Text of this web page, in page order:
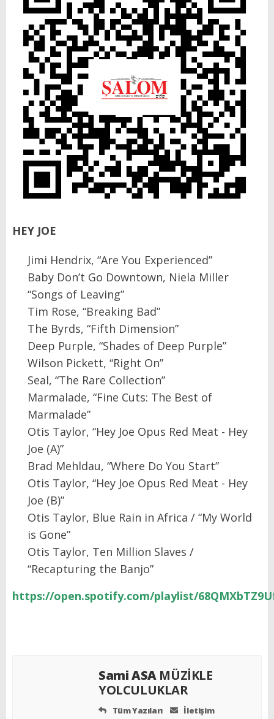
HEY JOE
Jimi Hendrix, “Are You Experienced”
Baby Don’t Go Downtown, Niela Miller
“Songs of Leaving”
Tim Rose, “Breaking Bad”
The Byrds, “Fifth Dimension”
Deep Purple, “Shades of Deep Purple”
Wilson Pickett, “Right On”
Seal, “The Rare Collection”
Marmalade, “Fine Cuts: The Best of
Marmalade”
Otis Taylor, “Hey Joe Opus Red Meat - Hey
Joe (A)”
Brad Mehldau, “Where Do You Start”
Otis Taylor, “Hey Joe Opus Red Meat - Hey
Joe (B)”
Otis Taylor, Blue Rain in Africa / “My World
is Gone”
Otis Taylor, Ten Million Slaves /
“Recapturing the Banjo”
https://open.spotify.com/playlist/
Sami ASA MÜZİKLE
YOLCULUKLAR
Tüm Yazıları İletişim